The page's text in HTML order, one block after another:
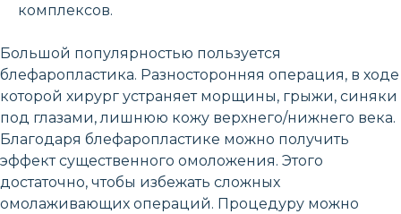
комплексов.
Большой популярностью пользуется
блефаропластика. Разносторонняя операция, в ходе
которой хирург устраняет морщины, грыжи, синяки
под глазами, лишнюю кожу верхнего/нижнего века.
Благодаря блефаропластике можно получить
эффект существенного омоложения. Этого
достаточно, чтобы избежать сложных
омолаживающих операций. Процедуру можно